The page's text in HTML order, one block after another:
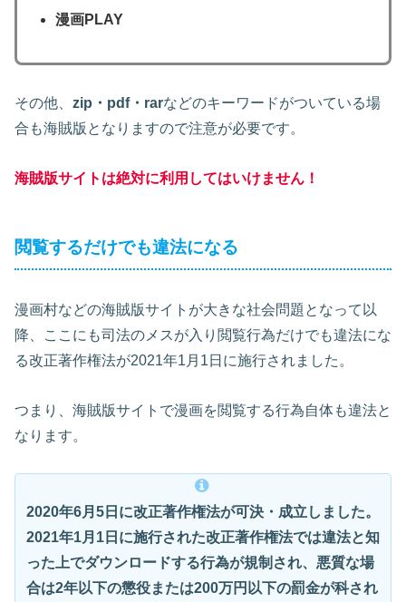
漫画PLAY
その他、 zip・pdf・rarなどのキーワードがついている場
合も海賊版となりますので注意が必要です。
海賊版サイトは絶対に利用してはいけません！
閲覧するだけでも違法になる
漫画村などの海賊版サイトが大きな社会問題となって以
降、ここにも司法のメスが入り閲覧行為だけでも違法にな
る改正著作権法が2021年1月1日に施行されました。
つまり、海賊版サイトで漫画を閲覧する行為自体も違法と
なります。
2020年6月5日に改正著作権法が可決・成立しました。
2021年1月1日に施行された改正著作権法では違法と知
った上でダウンロードする行為が規制され、悪質な場
合は2年以下の懲役または200万円以下の罰金が科され